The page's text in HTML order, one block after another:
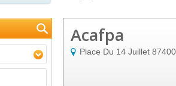
Acafpa
Place Du 14 Juillet 87400